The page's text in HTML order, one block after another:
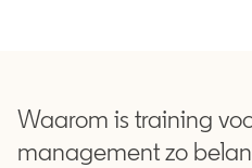
Waarom is training
management zo